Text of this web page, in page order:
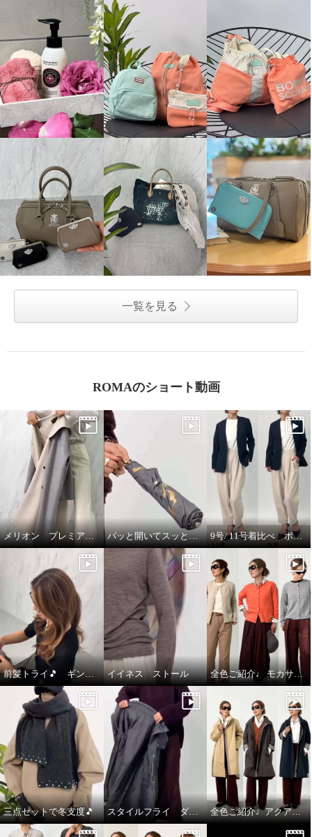
一覧を見る
ROMAのショート動画
メリオン プレミアムな着心地🎵 パッと開いてスッと閉じる🎵晴雨兼用折りたたみジャンプ傘 9号/ 11号着比べ ポルトゥヴィータ ノーカラージャケット
前髪トライ🎵 ギンカウィンカ ドレスドヘアー イイネス ストール 全色ご紹介♩ モカサン ジュンコシマダ カーディガン
三点セットで冬支度🎵 スタイルフライ ダウンコート 全色ご紹介♩アクアスキュータム